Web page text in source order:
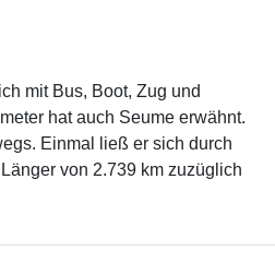
mit Bus, Boot, Zug und
hat auch Seume erwähnt.
Einmal ließ er sich durch
von 2.739 km zuzüglich